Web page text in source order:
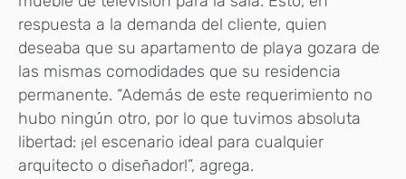
respuesta a la demanda del cliente, quien
deseaba que su apartamento de playa gozara de
las mismas comodidades que su residencia
permanente. “Además de este requerimiento no
hubo ningún otro, por lo que tuvimos absoluta
libertad: ¡el escenario ideal para cualquier
arquitecto o diseñador!”, agrega.